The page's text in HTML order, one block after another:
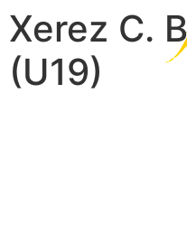
Xerez C.
(U19)